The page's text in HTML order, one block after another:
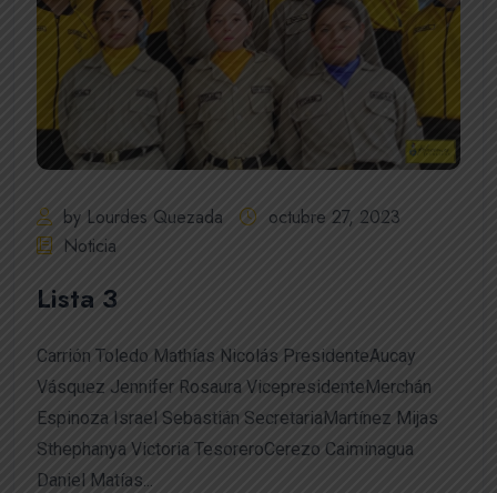
by Lourdes Quezada
octubre 27, 2023
Noticia
Lista 3
Carrión Toledo Mathías Nicolás PresidenteAucay
Vásquez Jennifer Rosaura VicepresidenteMerchán
Espinoza Israel Sebastián SecretariaMartínez Mijas
Sthephanya Victoria TesoreroCerezo Caiminagua
Daniel Matías...